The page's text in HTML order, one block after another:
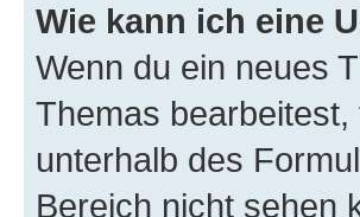
Wie kann ich eine
Wenn du ein neues
Themas bearbeitest,
unterhalb des
Bereich nicht sehen